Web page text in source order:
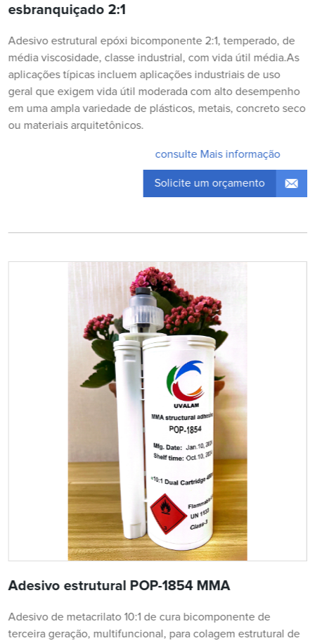
esbranquiçado 2:1
Adesivo estrutural epóxi bicomponente 2:1, temperado, de
média viscosidade, classe industrial, com vida útil média.As
aplicações típicas incluem aplicações industriais de uso
geral que exigem vida útil moderada com alto desempenho
em uma ampla variedade de plásticos, metais, concreto seco
ou materiais arquitetônicos.
consulte Mais informação
Solicite um orçamento
Adesivo estrutural POP-1854 MMA
Adesivo de metacrilato 10:1 de cura bicomponente de
terceira geração, multifuncional, para colagem estrutural de